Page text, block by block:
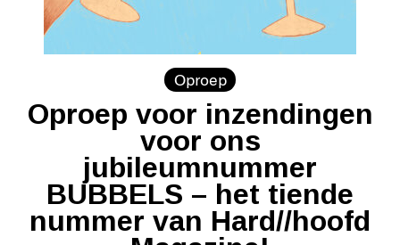
Oproep
Oproep voor inzendingen
voor ons
jubileumnummer
BUBBELS – het tiende
nummer van Hard//hoofd